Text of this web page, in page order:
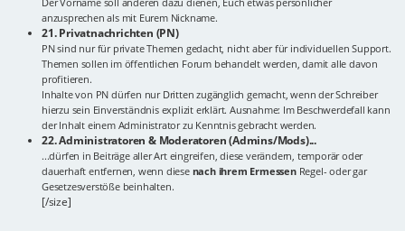
anzusprechen als mit Eurem Nickname.
21. Privatnachrichten (PN)
PN sind nur für private Themen gedacht, nicht aber für individuellen Support.
Themen sollen im öffentlichen Forum behandelt werden, damit alle davon
profitieren.
Inhalte von PN dürfen nur Dritten zugänglich gemacht, wenn der Schreiber
hierzu sein Einverständnis explizit erklärt. Ausnahme: Im Beschwerdefall kann
der Inhalt einem Administrator zu Kenntnis gebracht werden.
22. Administratoren & Moderatoren (Admins/Mods)...
...dürfen in Beiträge aller Art eingreifen, diese verändern, temporär oder
dauerhaft entfernen, wenn diese nach ihrem ErmessenRegel- oder gar
Gesetzesverstöße beinhalten.
[/size]